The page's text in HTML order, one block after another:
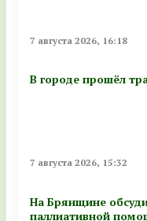
7 августа 2026, 16:18
В городе прошёл
7 августа 2026, 15:32
На Брянщине
паллиативной